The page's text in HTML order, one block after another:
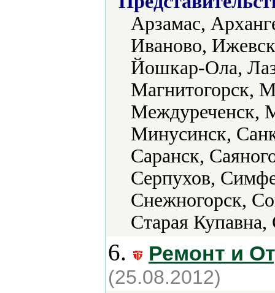
Арзамас,
Иваново,
Йошкар-Ола,
Магнитогорск,
Междуреченск,
Минусинск,
Саранск,
Серпухов,
Снежногорск,
Старая
6. Ремонт и
(25.08.2012)